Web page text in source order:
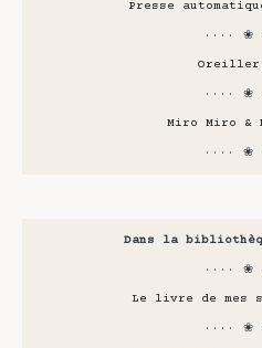
Presse automatique
···· ❀
Oreiller
···· ❀
Miro Miro &
···· ❀
Dans la
···· ❀
Le livre de mes
···· ❀